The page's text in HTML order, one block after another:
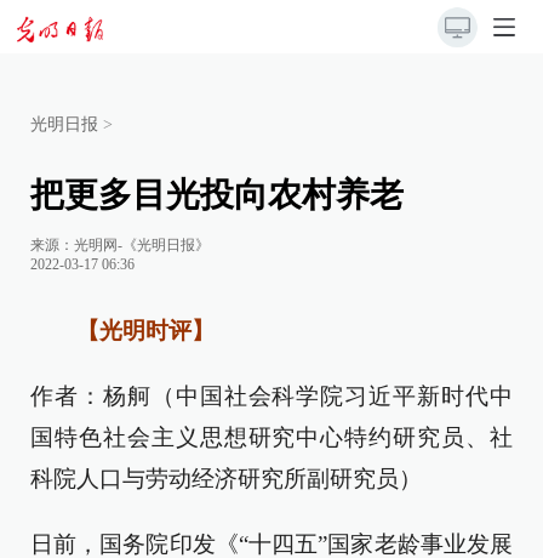
光明日报 >
把更多目光投向农村养老
来源： 光明网-《光明日报》
2022-03-17 06:36
【光明时评】
作者：杨舸（中国社会科学院习近平新时代中
国特色社会主义思想研究中心特约研究员、社
科院人口与劳动经济研究所副研究员）
日前，国务院印发《“十四五”国家老龄事业发展